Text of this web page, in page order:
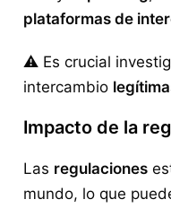
plataformas de
⚠️ Es crucial
intercambio
Impacto de la
Las regulaciones
mundo, lo que